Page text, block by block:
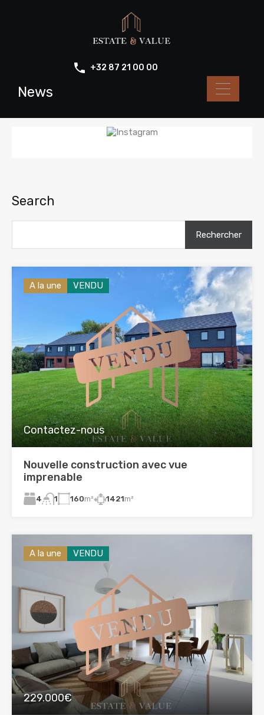
+32 87 21 00 00
News
Search
A la une VENDU
Contactez-nous
Nouvelle construction avec vue
imprenable
4 1 160m² 1421m²
A la une VENDU
229.000€